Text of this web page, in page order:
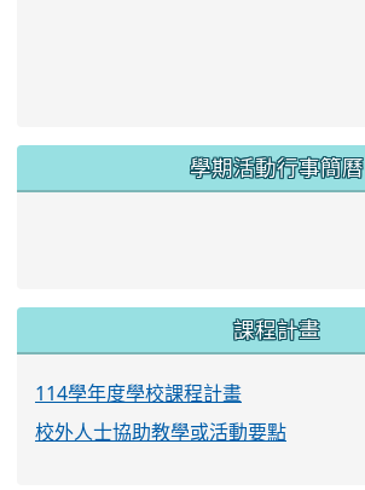
學期活動行事簡曆
課程計畫
114學年度學校課程計畫
校外人士協助教學或活動要點